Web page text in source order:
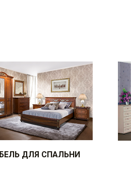
ДЛЯ СПАЛЬНИ